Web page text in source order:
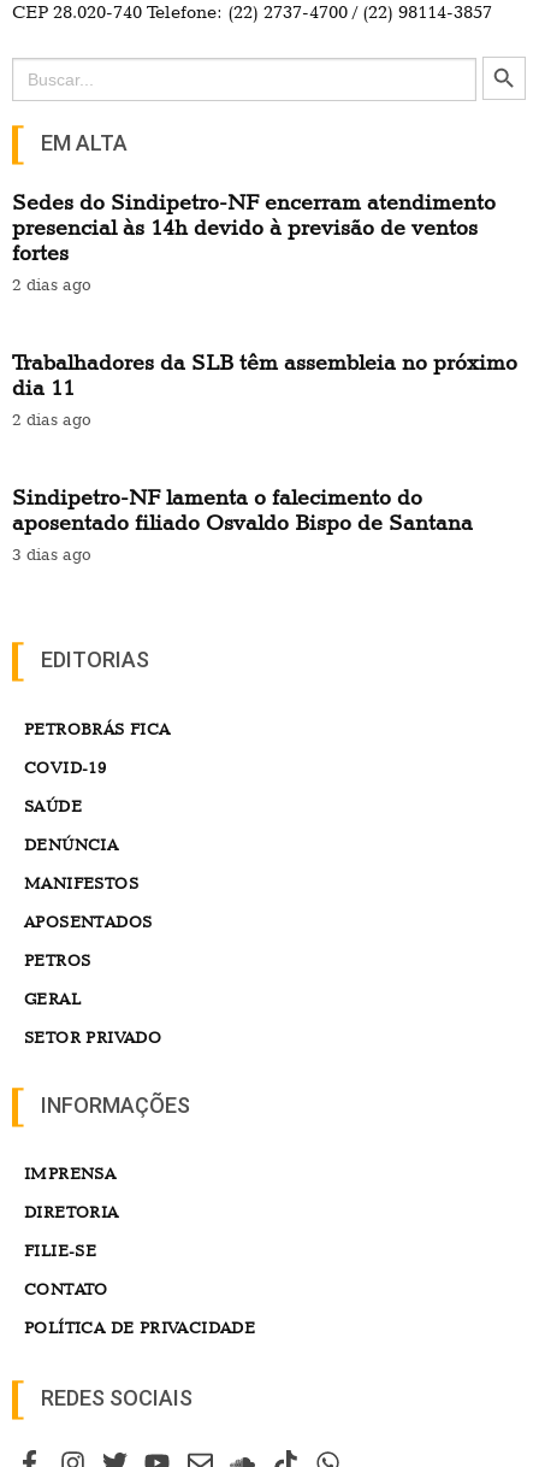
CEP 28.020-740 Telefone: (22) 2737-4700 / (22) 98114-3857
Search
for:
Search Button
EM ALTA
Sedes do Sindipetro-NF encerram atendimento
presencial às 14h devido à previsão de ventos
fortes
2 dias ago
Trabalhadores da SLB têm assembleia no próximo
dia 11
2 dias ago
Sindipetro-NF lamenta o falecimento do
aposentado filiado Osvaldo Bispo de Santana
3 dias ago
EDITORIAS
PETROBRÁS FICA
COVID-19
SAÚDE
DENÚNCIA
MANIFESTOS
APOSENTADOS
PETROS
GERAL
SETOR PRIVADO
INFORMAÇÕES
IMPRENSA
DIRETORIA
FILIE-SE
CONTATO
POLÍTICA DE PRIVACIDADE
REDES SOCIAIS